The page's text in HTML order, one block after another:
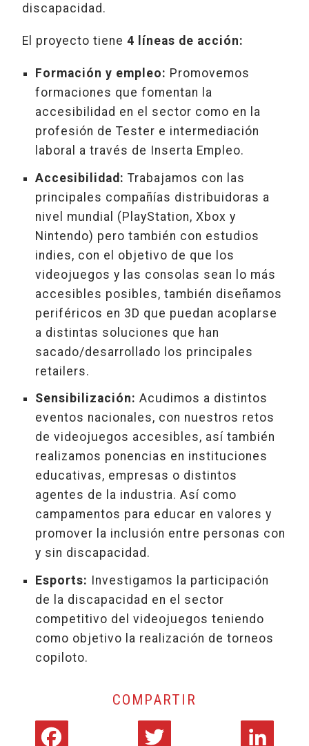
discapacidad.
El proyecto tiene 4 líneas de acción:
Formación y empleo: Promovemos
formaciones que fomentan la
accesibilidad en el sector como en la
profesión de Tester e intermediación
laboral a través de Inserta Empleo.
Accesibilidad: Trabajamos con las
principales compañías distribuidoras a
nivel mundial (PlayStation, Xbox y
Nintendo) pero también con estudios
indies, con el objetivo de que los
videojuegos y las consolas sean lo más
accesibles posibles, también diseñamos
periféricos en 3D que puedan acoplarse
a distintas soluciones que han
sacado/desarrollado los principales
retailers.
Sensibilización: Acudimos a distintos
eventos nacionales, con nuestros retos
de videojuegos accesibles, así también
realizamos ponencias en instituciones
educativas, empresas o distintos
agentes de la industria. Así como
campamentos para educar en valores y
promover la inclusión entre personas con
y sin discapacidad.
Esports: Investigamos la participación
de la discapacidad en el sector
competitivo del videojuegos teniendo
como objetivo la realización de torneos
copiloto.
COMPARTIR